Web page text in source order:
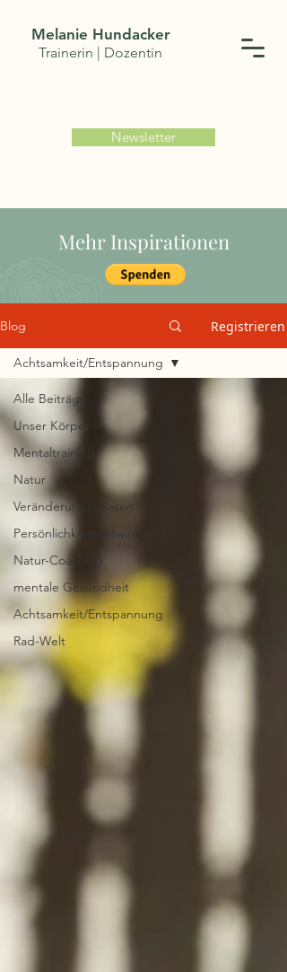
Melanie Hundacker
Trainerin | Dozentin
Newsletter
Mehr Inspirationen
Blog Registrieren
Alle Beiträge
Unser Körper
Mentaltraining
Natur
Veränderungsphasen
Persönlichkeitsentwicklung
Natur-Coaching
mentale Gesundheit
Achtsamkeit/Entspannung
Rad-Welt
Achtsamkeit/Entspannung